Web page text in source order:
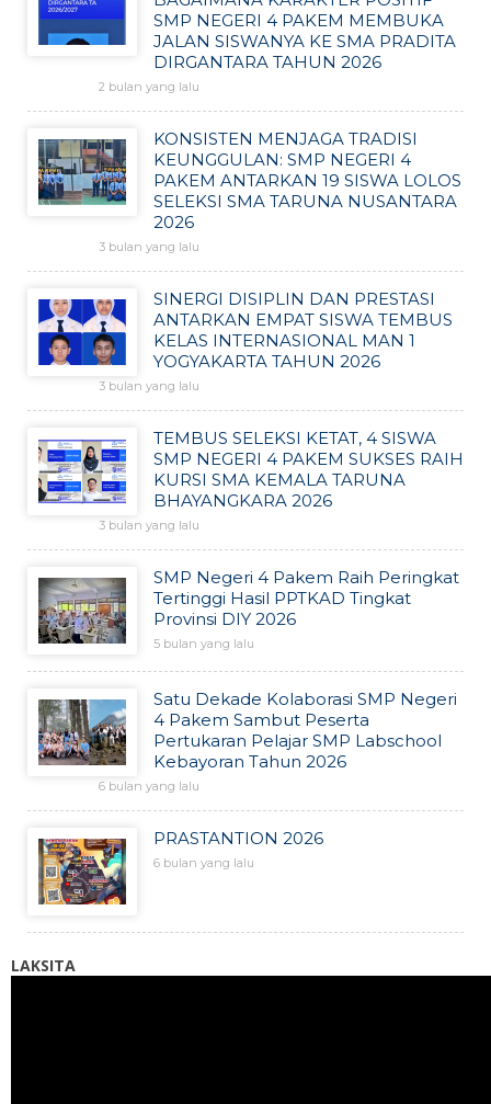
SMP NEGERI 4 PAKEM MEMBUKA
JALAN SISWANYA KE SMA PRADITA
DIRGANTARA TAHUN 2026
2 bulan yang lalu
KONSISTEN MENJAGA TRADISI
KEUNGGULAN: SMP NEGERI 4
PAKEM ANTARKAN 19 SISWA LOLOS
SELEKSI SMA TARUNA NUSANTARA
2026
3 bulan yang lalu
SINERGI DISIPLIN DAN PRESTASI
ANTARKAN EMPAT SISWA TEMBUS
KELAS INTERNASIONAL MAN 1
YOGYAKARTA TAHUN 2026
3 bulan yang lalu
TEMBUS SELEKSI KETAT, 4 SISWA
SMP NEGERI 4 PAKEM SUKSES RAIH
KURSI SMA KEMALA TARUNA
BHAYANGKARA 2026
3 bulan yang lalu
SMP Negeri 4 Pakem Raih Peringkat
Tertinggi Hasil PPTKAD Tingkat
Provinsi DIY 2026
5 bulan yang lalu
Satu Dekade Kolaborasi SMP Negeri
4 Pakem Sambut Peserta
Pertukaran Pelajar SMP Labschool
Kebayoran Tahun 2026
6 bulan yang lalu
PRASTANTION 2026
6 bulan yang lalu
LAKSITA